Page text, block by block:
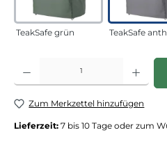
TeakSafe grün TeakSafe
Produkt Anzahl: Gib den gewünschten
Zum Merkzettel hinzufügen
Lieferzeit: 7 bis 10 Tage oder zum